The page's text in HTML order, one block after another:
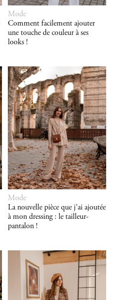
Mode
Comment facilement ajouter
une touche de couleur à ses
looks !
Mode
La nouvelle pièce que j’ai ajoutée
à mon dressing : le tailleur-
pantalon !